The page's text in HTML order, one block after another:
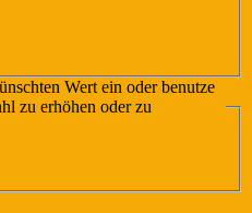
Wert ein oder benutze
zu erhöhen oder zu